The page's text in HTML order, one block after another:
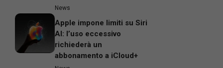
News
Apple impone limiti su Siri
AI: l’uso eccessivo
richiederà un
abbonamento a iCloud+